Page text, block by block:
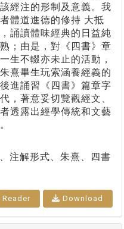
經注的形制及意義。我
體道進德的修持 大抵
誦讀體味經典的日益純
；由是，對《四書》章
生不輟亦未止的活動，
熹畢生玩索涵養經義的
進誦習《四書》篇章字
，著意妥切覽觀經文、
透露出經學傳統和文藝
注解形式、朱熹、四書
Download